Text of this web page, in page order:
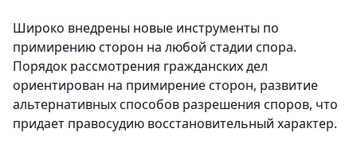
Широко внедрены новые инструменты по
примирению сторон на любой стадии спора.
Порядок рассмотрения гражданских дел
ориентирован на примирение сторон, развитие
альтернативных способов разрешения споров, что
придает правосудию восстановительный характер.